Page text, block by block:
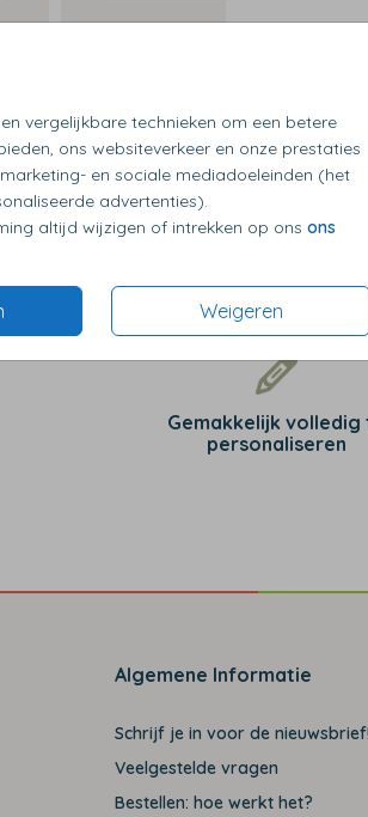
vergelijkbare technieken om een betere
ons websiteverkeer en onze prestaties
en sociale mediadoeleinden (het
advertenties).
altijd wijzigen of intrekken op ons ons
Weigeren
Gemakkelijk volledig
personaliseren
Algemene Informatie
Schrijf je in voor de nieuwsbrief!
Veelgestelde vragen
Bestellen: hoe werkt het?